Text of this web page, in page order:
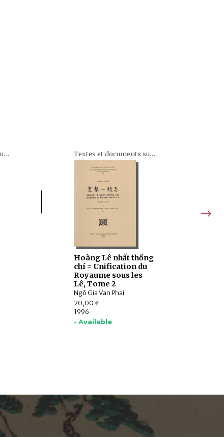
Textes et documents sur l'Indochine Textes et documents sur l'Indochine
Hoàng Lê nhất thống
chí = Unification du
Royaume sous les
Lê, Tome 2
Ngô Gia Van Phai
20,00 €
1996
• Available